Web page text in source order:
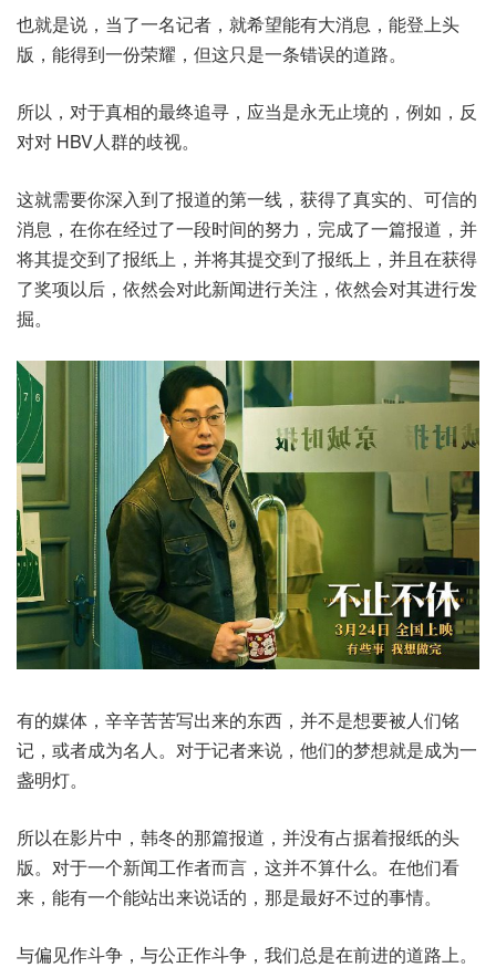
也就是说，当了一名记者，就希望能有大消息，能登上头
版，能得到一份荣耀，但这只是一条错误的道路。
所以，对于真相的最终追寻，应当是永无止境的，例如，反
对对 HBV人群的歧视。
这就需要你深入到了报道的第一线，获得了真实的、可信的
消息，在你在经过了一段时间的努力，完成了一篇报道，并
将其提交到了报纸上，并将其提交到了报纸上，并且在获得
了奖项以后，依然会对此新闻进行关注，依然会对其进行发
掘。
有的媒体，辛辛苦苦写出来的东西，并不是想要被人们铭
记，或者成为名人。对于记者来说，他们的梦想就是成为一
盏明灯。
所以在影片中，韩冬的那篇报道，并没有占据着报纸的头
版。对于一个新闻工作者而言，这并不算什么。在他们看
来，能有一个能站出来说话的，那是最好不过的事情。
与偏见作斗争，与公正作斗争，我们总是在前进的道路上。